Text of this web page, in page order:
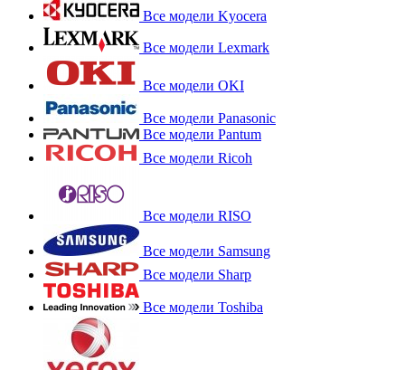
Все модели Kyocera
Все модели Lexmark
Все модели OKI
Все модели Panasonic
Все модели Pantum
Все модели Ricoh
Все модели RISO
Все модели Samsung
Все модели Sharp
Все модели Toshiba